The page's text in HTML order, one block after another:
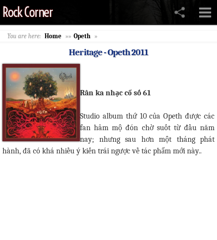
Rock Corner
You are here: Home »» Opeth »
Heritage - Opeth 2011
Rân ka nhạc cổ số 61
Studio album thứ 10 của Opeth được các
fan hâm mộ đón chờ suốt từ đầu năm
nay; nhưng sau hơn một tháng phát
hành, đã có khá nhiều ý kiến trái ngược về tác phẩm mới này..